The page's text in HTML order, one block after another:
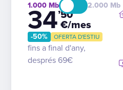
1.000 2.000
34’50
€/mes
-50% OFERTA D'ESTIU
fins a final d'any,
després 69€